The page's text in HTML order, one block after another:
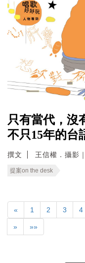
只有當代，沒
不只15年的台
撰文 王信權．攝影
提案on the desk
« 1 2 3 4
» »»